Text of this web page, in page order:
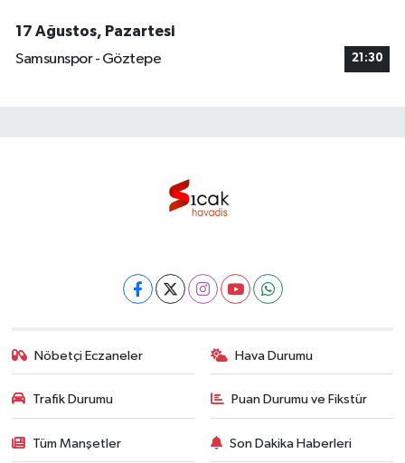
17 Ağustos, Pazartesi
Samsunspor - Göztepe
21:30
Nöbetçi Eczaneler Hava Durumu
Trafik Durumu Puan Durumu ve Fikstür
Tüm Manşetler Son Dakika Haberleri